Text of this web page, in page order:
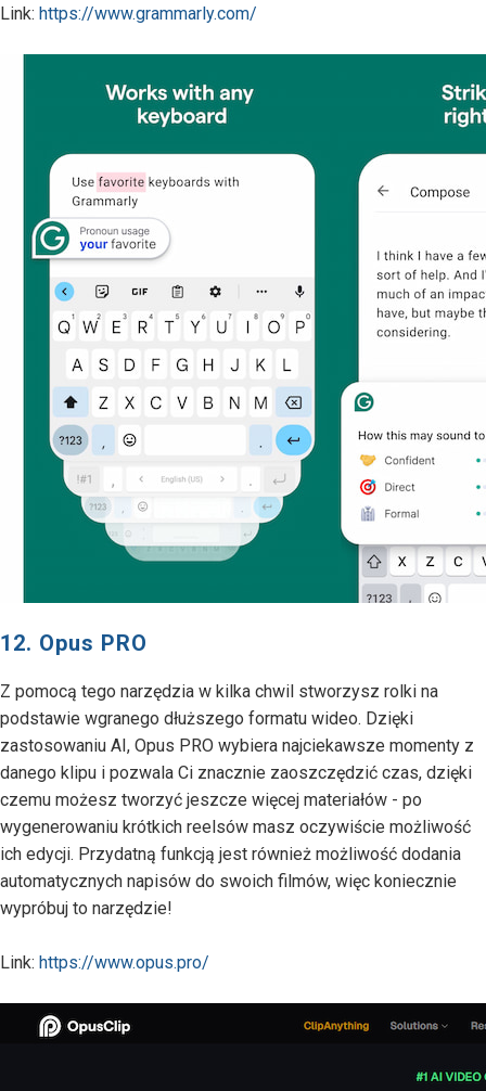
Link: https://www.grammarly.com/
12. Opus PRO
Z pomocą tego narzędzia w kilka chwil stworzysz rolki na
podstawie wgranego dłuższego formatu wideo. Dzięki
zastosowaniu AI, Opus PRO wybiera najciekawsze momenty z
danego klipu i pozwala Ci znacznie zaoszczędzić czas, dzięki
czemu możesz tworzyć jeszcze więcej materiałów - po
wygenerowaniu krótkich reelsów masz oczywiście możliwość
ich edycji. Przydatną funkcją jest również możliwość dodania
automatycznych napisów do swoich filmów, więc koniecznie
wypróbuj to narzędzie!
Link: https://www.opus.pro/